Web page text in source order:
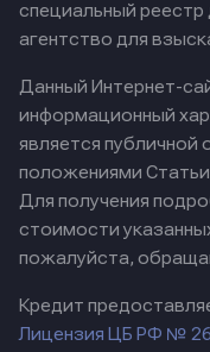
специальный
агентство для
Данный Интернет-
информационный
является
положениями
Для получения
стоимости
пожалуйста,
Кредит
Лицензия ЦБ РФ №